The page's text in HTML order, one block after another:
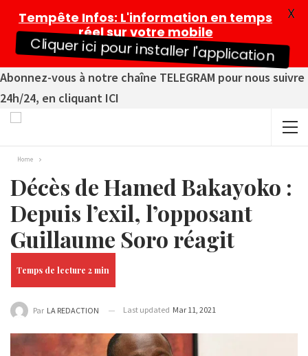
Abonnez-vous à notre chaîne TELEGRAM pour nous suivre
24h/24, en cliquant ICI
Home
Décès de Hamed Bakayoko :
Depuis l’exil, l’opposant
Guillaume Soro réagit
Par LA REDACTION Last updated Mar 11, 2021
Tempête Infos: L'information en temps
réel sur votre mobile
Cliquer ici pour installer l'application
X